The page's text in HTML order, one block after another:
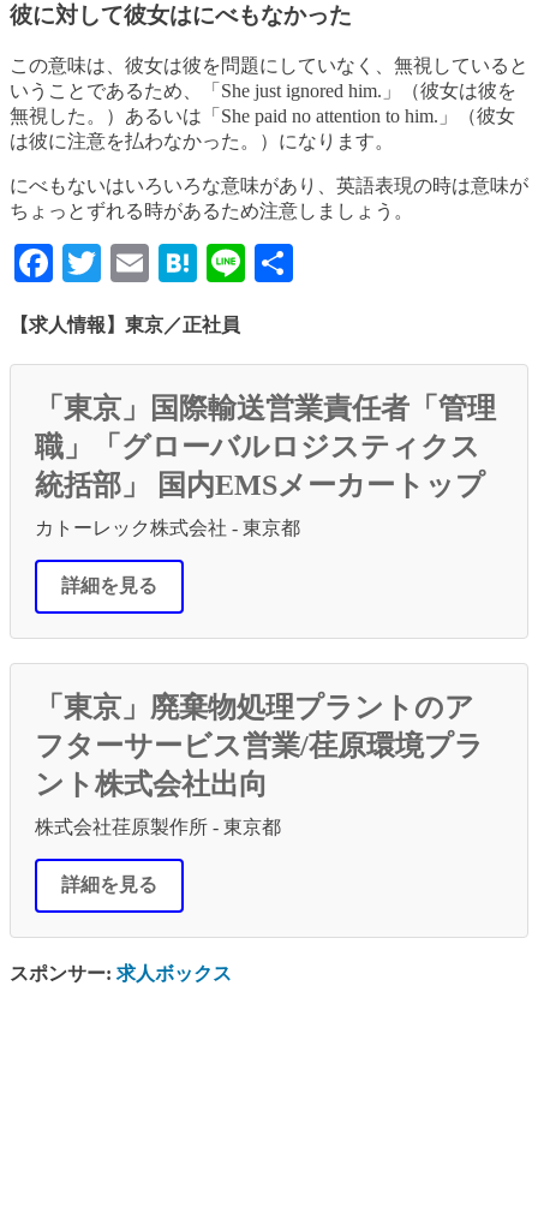
彼に対して彼女はにべもなかった
この意味は、彼女は彼を問題にしていなく、無視していると
いうことであるため、「She just ignored him.」（彼女は彼を
無視した。）あるいは「She paid no attention to him.」（彼女
は彼に注意を払わなかった。）になります。
にべもないはいろいろな意味があり、英語表現の時は意味が
ちょっとずれる時があるため注意しましょう。
Facebook
Twitter
EmailHatena
Line
【求人情報】東京／正社員
「東京」国際輸送営業責任者「管理
職」「グローバルロジスティクス
統括部」 国内EMSメーカートップ
カトーレック株式会社 - 東京都
詳細を見る
「東京」廃棄物処理プラントのア
フターサービス営業/荏原環境プラ
ント株式会社出向
株式会社荏原製作所 - 東京都
詳細を見る
スポンサー: 求人ボックス